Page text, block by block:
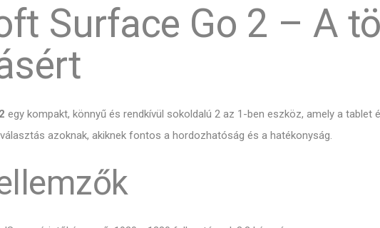
Surface Go 2 – A
egy kompakt, könnyű és rendkívül sokoldalú 2 az 1-ben eszköz, amely a
azoknak, akiknek fontos a hordozhatóság és a hatékonyság.